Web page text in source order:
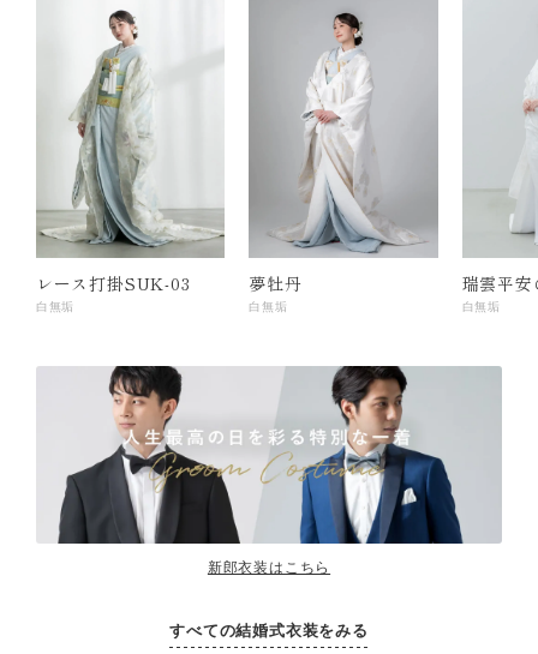
レース打掛SUK-03
白無垢
夢牡丹
白無垢
瑞雲平安
白無垢
新郎衣装はこちら
すべての結婚式衣装をみる